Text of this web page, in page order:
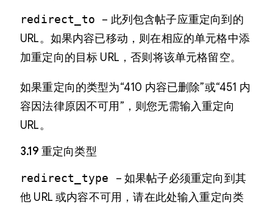
redirect_to – 此列包含帖子应重定向到的
URL。如果内容已移动，则在相应的单元格中添
加重定向的目标 URL，否则将该单元格留空。
如果重定向的类型为“410 内容已删除”或“451 内
容因法律原因不可用”，则您无需输入重定向
URL。
3.19 重定向类型
redirect_type – 如果帖子必须重定向到其
他 URL 或内容不可用，请在此处输入重定向类